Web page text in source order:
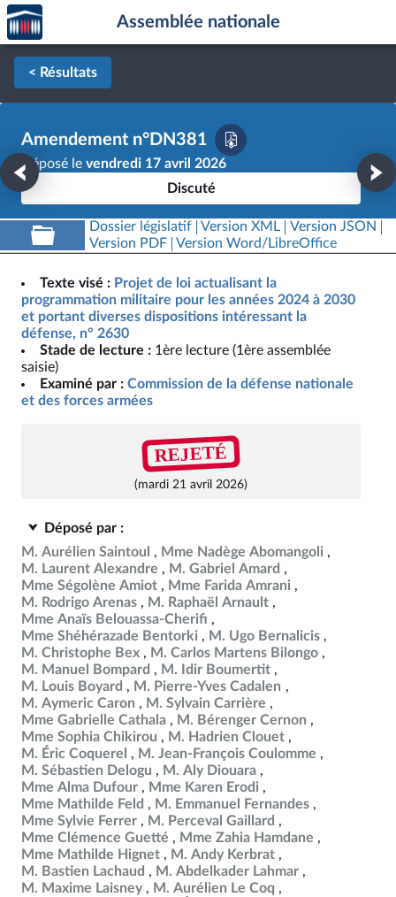
Aller au contenu
Aller en bas de la page
Accèder
à la
page
d'accueil
Assemblée nationale
< Résultats
Amendement n°DN381
Déposé le vendredi 17 avril 2026
Discuté
Dossier législatif Version XML
Version JSON
Version PDF
Version Word/LibreOffice
Texte visé : Projet de loi actualisant la
programmation militaire pour les années 2024 à 2030
et portant diverses dispositions intéressant la
défense, n° 2630
Stade de lecture : 1ère lecture (1ère assemblée
saisie)
Examiné par : Commission de la défense nationale
et des forces armées
REJETÉ
(mardi 21 avril 2026)
Déposé par :
M. Aurélien Saintoul
Mme Nadège Abomangoli
M. Laurent Alexandre
M. Gabriel Amard
Mme Ségolène Amiot
Mme Farida Amrani
M. Rodrigo Arenas
M. Raphaël Arnault
Mme Anaïs Belouassa-Cherifi
Mme Shéhérazade Bentorki
M. Ugo Bernalicis
M. Christophe Bex
M. Carlos Martens Bilongo
M. Manuel Bompard
M. Idir Boumertit
M. Louis Boyard
M. Pierre-Yves Cadalen
M. Aymeric Caron
M. Sylvain Carrière
Mme Gabrielle Cathala
M. Bérenger Cernon
Mme Sophia Chikirou
M. Hadrien Clouet
M. Éric Coquerel
M. Jean-François Coulomme
M. Sébastien Delogu
M. Aly Diouara
Mme Alma Dufour
Mme Karen Erodi
Mme Mathilde Feld
M. Emmanuel Fernandes
Mme Sylvie Ferrer
M. Perceval Gaillard
Mme Clémence Guetté
Mme Zahia Hamdane
Mme Mathilde Hignet
M. Andy Kerbrat
M. Bastien Lachaud
M. Abdelkader Lahmar
M. Maxime Laisney
M. Aurélien Le Coq